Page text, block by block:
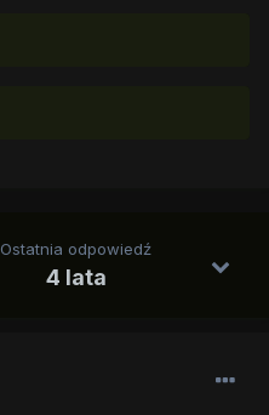
Ostatnia odpowiedź
4 lata